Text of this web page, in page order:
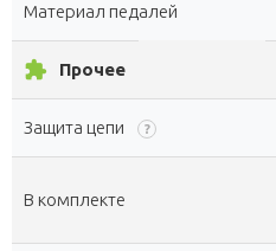
Материал педалей
extension Прочее
Защита цепи ?
В комплекте